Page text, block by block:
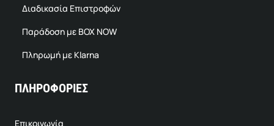
Διαδικασία Επιστροφών
Παράδοση με BOX NOW
Πληρωμή με Klarna
ΠΛΗΡΟΦΟΡΙΕΣ
Επικοινωνία